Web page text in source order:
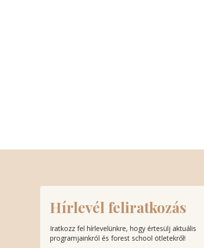
Hírlevél feliratkozás
Iratkozz fel hírlevelünkre, hogy értesülj aktuális
programjainkról és forest school ötletekről!